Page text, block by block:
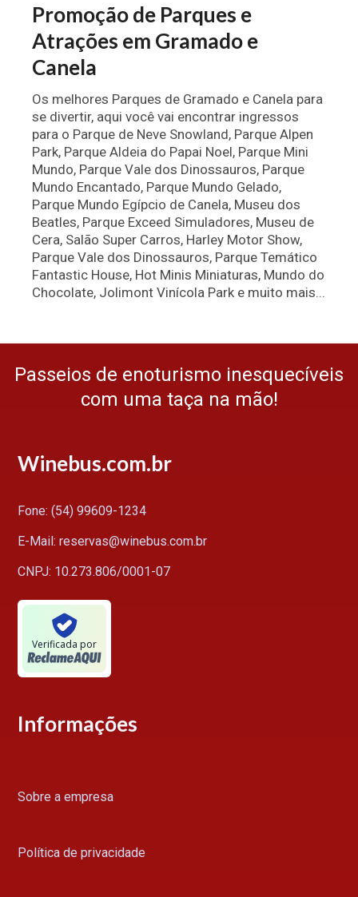
Promoção de Parques e
Atrações em Gramado e
Canela
Os melhores Parques de Gramado e Canela para
se divertir, aqui você vai encontrar ingressos
para o Parque de Neve Snowland, Parque Alpen
Park, Parque Aldeia do Papai Noel, Parque Mini
Mundo, Parque Vale dos Dinossauros, Parque
Mundo Encantado, Parque Mundo Gelado,
Parque Mundo Egípcio de Canela, Museu dos
Beatles, Parque Exceed Simuladores, Museu de
Cera, Salão Super Carros, Harley Motor Show,
Parque Vale dos Dinossauros, Parque Temático
Fantastic House, Hot Minis Miniaturas, Mundo do
Chocolate, Jolimont Vinícola Park e muito mais...
Passeios de enoturismo inesquecíveis
com uma taça na mão!
Winebus.com.br
Fone: (54) 99609-1234
E-Mail: reservas@winebus.com.br
CNPJ: 10.273.806/0001-07
Verificada por
Informações
Sobre a empresa
Política de privacidade